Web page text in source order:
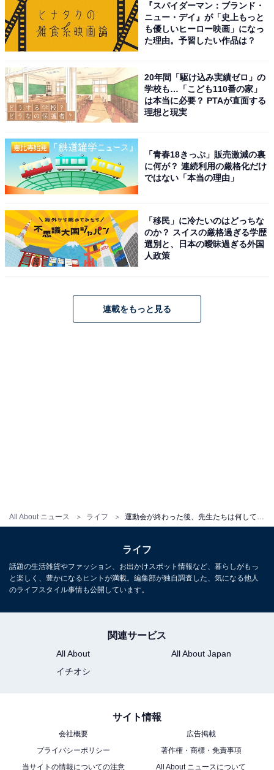
All About ニュース ライフ
定時まで仕事をした後、参加できる先生で食事に行きま
す。午後に休みを取って帰られた先生も、この時間に合
わせて再集合することもあります。
先生や学校ごとの文化にもよりますが、小学校の先生が
みんなで集まって飲む機会はいくつかあります。
後、そして「研究授業」という先生方の授業力向上のた
めの取り組みがあるのですが、それが終わった後などで
すね（研究のために時間をかけて授業準備をするた
飲み会の場でどのような話をするかというと、やはり仕
事の話題が中心になることが多いです。
本番の方がよかったよね」「子どもたちがあんなにいい
表情を見せるんだね」といった、子どもの頑張りについ
呼ぶというユーモアあふれる学校もありますよ（笑）。
松下隼司さん
大阪府公立小学校教諭。令和4年度文部科学大臣優秀教
職員表彰受賞。令和6年版教科書編集委員。第4回全日本
ダンス教育指導者指導技術コンクール文部科学大臣賞、
第69回（2020年度）読売教育賞 健康・体力づくり部門
『スパイダーマン：ブランド・
ニュー・デイ』が「史上もっと
も優しいヒーロー映画」になっ
た理由。予習したい作品は？
20年間「駆け込み実績ゼロ」の
学校も…「こども110番の家」
は本当に必要？ PTAが直面する
理想と現実
「青春18きっぷ」販売激減の裏
に何が？ 連続利用の厳格化だけ
ではない「本当の理由」
「移民」に冷たいのはどっちな
のか？ スイスの厳格過ぎる学歴
選別と、日本の曖昧過ぎる外国
人政策
連載をもっと見る
ライフ
話題の生活雑貨やファッション、お出かけスポット情報など、暮らしがもっ
と楽しく、豊かになるヒントが満載。編集部が独自調査した、気になる他人
のライフスタイル事情も公開しています。
関連サービス
All About
All About Japan
イチオシ
サイト情報
会社概要
広告掲載
プライバシーポリシー
著作権・商標・免責事項
当サイトの情報についての注意
All About ニュースについて